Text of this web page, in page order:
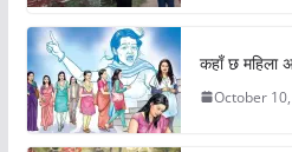
कहाँ छ महिला
October